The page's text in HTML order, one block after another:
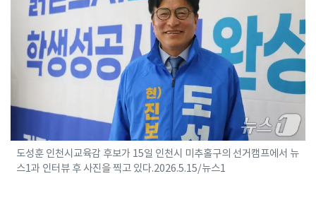
도성훈 인천시교육감 후보가 15일 인천시 미추홀구의 선거캠프에서 뉴
스1과 인터뷰 후 사진을 찍고 있다.2026.5.15/뉴스1